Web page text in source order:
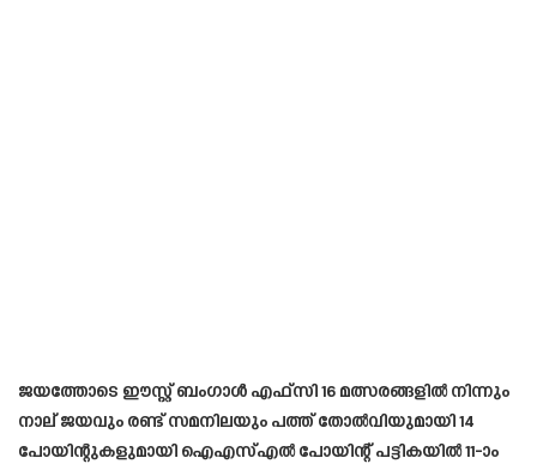
ജയത്തോടെ ഈസ്റ്റ് ബംഗാൾ എഫ്‌സി 16 മത്സരങ്ങളിൽ നിന്നും
നാല് ജയവും രണ്ട് സമനിലയും പത്ത് തോൽവിയുമായി 14
പോയിന്റുകളുമായി ഐഎസ്എൽ പോയിന്റ് പട്ടികയിൽ 11-ാം